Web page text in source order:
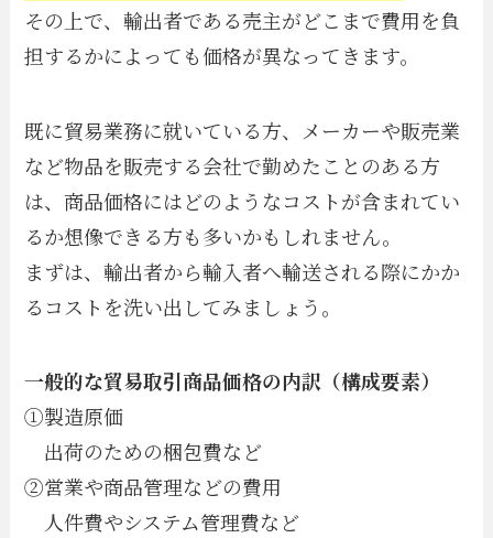
その上で、輸出者である売主がどこまで費用を負
担するかによっても価格が異なってきます。
既に貿易業務に就いている方、メーカーや販売業
など物品を販売する会社で勤めたことのある方
は、商品価格にはどのようなコストが含まれてい
るか想像できる方も多いかもしれません。
まずは、輸出者から輸入者へ輸送される際にかか
るコストを洗い出してみましょう。
一般的な貿易取引商品価格の内訳（構成要素）
①製造原価
出荷のための梱包費など
②営業や商品管理などの費用
人件費やシステム管理費など